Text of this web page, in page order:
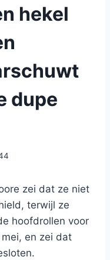
hekel
dupe
zei dat ze niet
terwijl ze
hoofdrollen voor
en zei dat